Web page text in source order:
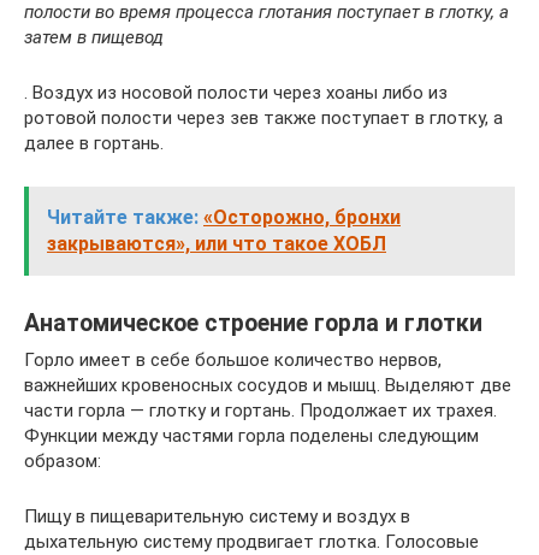
полости во время процесса глотания поступает в глотку, а
затем в пищевод
. Воздух из носовой полости через хоаны либо из
ротовой полости через зев также поступает в глотку, а
далее в гортань.
Читайте также: «Осторожно, бронхи
закрываются», или что такое ХОБЛ
Анатомическое строение горла и глотки
Горло имеет в себе большое количество нервов,
важнейших кровеносных сосудов и мышц. Выделяют две
части горла — глотку и гортань. Продолжает их трахея.
Функции между частями горла поделены следующим
образом:
Пищу в пищеварительную систему и воздух в
дыхательную систему продвигает глотка. Голосовые